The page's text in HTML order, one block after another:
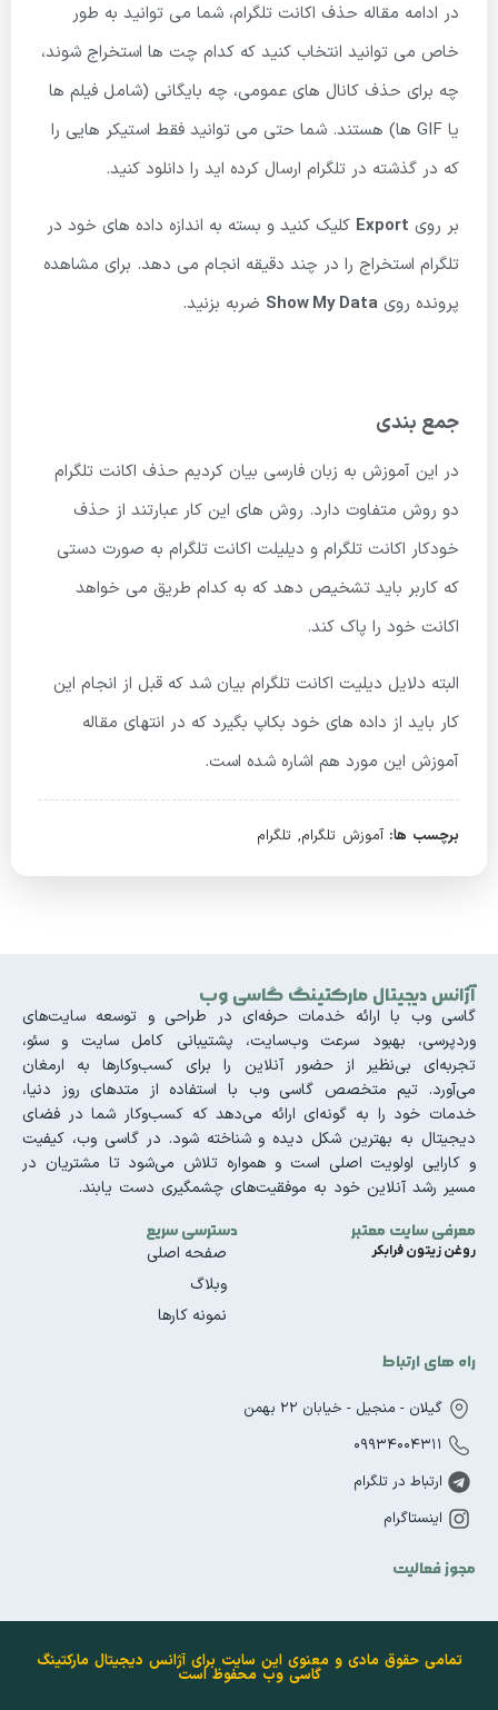
در ادامه مقاله حذف اکانت تلگرام، شما می توانید به طور
خاص می توانید انتخاب کنید که کدام چت ها استخراج شوند،
چه برای حذف کانال های عمومی، چه بایگانی (شامل فیلم ها
یا GIF ها) هستند. شما حتی می توانید فقط استیکر هایی را
که در گذشته در تلگرام ارسال کرده اید را دانلود کنید.
بر روی Export کلیک کنید و بسته به اندازه داده های خود در
تلگرام استخراج را در چند دقیقه انجام می دهد. برای مشاهده
پرونده روی Show My Data ضربه بزنید.
جمع بندی
در این آموزش به زبان فارسی بیان کردیم حذف اکانت تلگرام
دو روش متفاوت دارد. روش های این کار عبارتند از حذف
خودکار اکانت تلگرام و دیلیلت اکانت تلگرام به صورت دستی
که کاربر باید تشخیص دهد که به کدام طریق می خواهد
اکانت خود را پاک کند.
البته دلایل دیلیت اکانت تلگرام بیان شد که قبل از انجام این
کار باید از داده های خود بکاپ بگیرد که در انتهای مقاله
آموزش این مورد هم اشاره شده است.
برچسب ها: آموزش تلگرام, تلگرام
آژانس دیجیتال مارکتینگ گاسی وب
گاسی وب با ارائه خدمات حرفه‌ای در طراحی و توسعه سایت‌های
وردپرسی، بهبود سرعت وب‌سایت، پشتیبانی کامل سایت و سئو،
تجربه‌ای بی‌نظیر از حضور آنلاین را برای کسب‌وکارها به ارمغان
می‌آورد. تیم متخصص گاسی وب با استفاده از متدهای روز دنیا،
خدمات خود را به گونه‌ای ارائه می‌دهد که کسب‌وکار شما در فضای
دیجیتال به بهترین شکل دیده و شناخته شود. در گاسی وب، کیفیت
و کارایی اولویت اصلی است و همواره تلاش می‌شود تا مشتریان در
مسیر رشد آنلاین خود به موفقیت‌های چشمگیری دست یابند.
معرفی سایت معتبر
روغن زیتون فرابکر
دسترسی سریع
صفحه اصلی
وبلاگ
نمونه کارها
راه های ارتباط
گیلان - منجیل - خیابان 22 بهمن
09934004311
ارتباط در تلگرام
اینستاگرام
مجوز فعالیت
تمامی حقوق مادی و معنوی این سایت برای آژانس دیجیتال مارکتینگ
گاسی وب محفوظ است